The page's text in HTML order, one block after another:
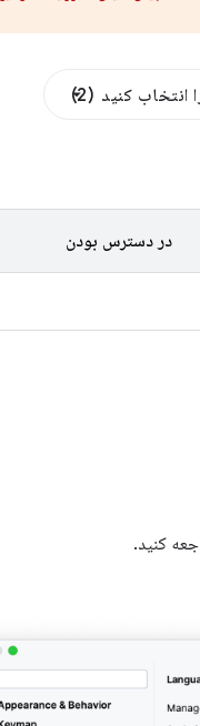
انتخاب کنید 2
در دسترس بودن
کنید.